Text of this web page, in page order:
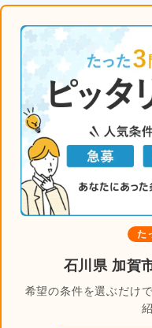
た
石川県 加賀
希望の条件を選ぶだけ